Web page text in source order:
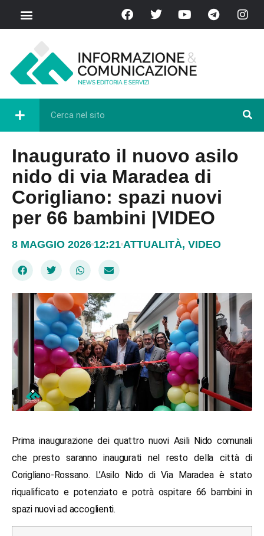
Inaugurato il nuovo asilo
nido di via Maradea di
Corigliano: spazi nuovi
per 66 bambini |VIDEO
8 MAGGIO 2026 12:21 ATTUALITÀ, VIDEO
Prima inaugurazione dei quattro nuovi Asili Nido comunali
che presto saranno inaugurati nel resto della città di
Corigliano-Rossano. L’Asilo Nido di Via Maradea è stato
riqualificato e potenziato e potrà ospitare 66 bambini in
spazi nuovi ad accoglienti.